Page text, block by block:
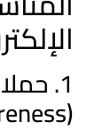
1.
(Brand Awareness)